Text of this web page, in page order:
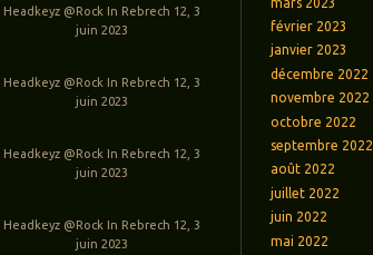
Headkeyz @Rock In Rebrech 12, 3
juin 2023
Headkeyz @Rock In Rebrech 12, 3
juin 2023
Headkeyz @Rock In Rebrech 12, 3
juin 2023
Headkeyz @Rock In Rebrech 12, 3
juin 2023
février 2023
janvier 2023
décembre 2022
novembre 2022
octobre 2022
septembre 2022
août 2022
juillet 2022
juin 2022
mai 2022